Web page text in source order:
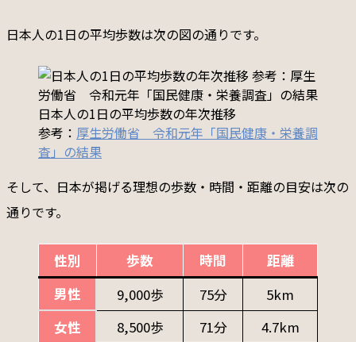
日本人の1日の平均歩数は次の図の通りです。
日本人の1日の平均歩数の年次推移
参考： 厚生労働省 令和元年「国民健康・栄養調
査」の結果
そして、日本が掲げる理想の歩数・時間・距離の目安は次の
通りです。
性別 歩数 時間
距離
男性
9,000歩 75分
5km
女性
8,500歩 71分
4.7km